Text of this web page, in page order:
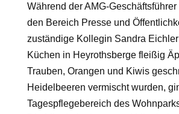
Während der AMG-
den Bereich Presse und
zuständige Kollegin Sandra
Küchen in Heyrothsberge fleißig
Trauben, Orangen und Kiwis
Heidelbeeren vermischt wurden,
Tagespflegebereich des